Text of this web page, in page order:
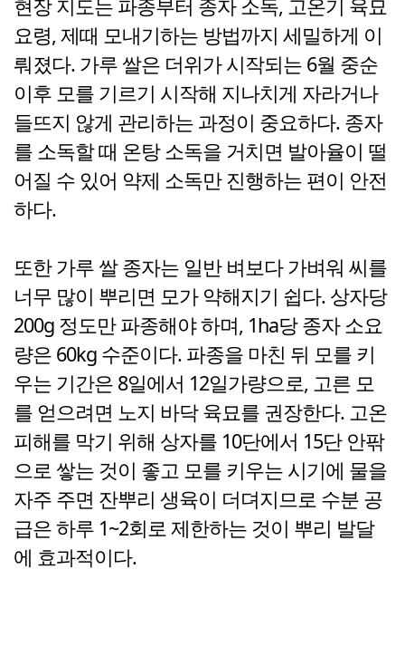
현장 지도는 파종부터 종자 소독, 고온기 육묘
요령, 제때 모내기하는 방법까지 세밀하게 이
뤄졌다. 가루 쌀은 더위가 시작되는 6월 중순
이후 모를 기르기 시작해 지나치게 자라거나
들뜨지 않게 관리하는 과정이 중요하다. 종자
를 소독할 때 온탕 소독을 거치면 발아율이 떨
어질 수 있어 약제 소독만 진행하는 편이 안전
하다.
또한 가루 쌀 종자는 일반 벼보다 가벼워 씨를
너무 많이 뿌리면 모가 약해지기 쉽다. 상자당
200g 정도만 파종해야 하며, 1ha당 종자 소요
량은 60kg 수준이다. 파종을 마친 뒤 모를 키
우는 기간은 8일에서 12일가량으로, 고른 모
를 얻으려면 노지 바닥 육묘를 권장한다. 고온
피해를 막기 위해 상자를 10단에서 15단 안팎
으로 쌓는 것이 좋고 모를 키우는 시기에 물을
자주 주면 잔뿌리 생육이 더뎌지므로 수분 공
급은 하루 1~2회로 제한하는 것이 뿌리 발달
에 효과적이다.